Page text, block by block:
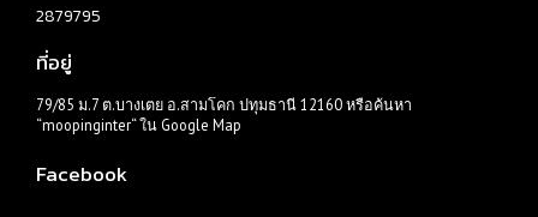
2879795
ที่อยู่
79/85 ม.7 ต.บางเตย อ.สามโคก ปทุมธานี 12160 หรือค้นหา
“moopinginter“ ใน Google Map
Facebook